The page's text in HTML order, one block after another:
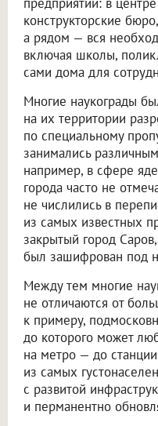
конструкторские
а рядом — вся
включая школы,
сами дома для
Многие наукограды
на их территории
по специальному
занимались
например, в сфере
города часто не
не числились в
из самых известных
закрытый город
был зашифрован под
Между тем многие
не отличаются от
к примеру,
до которого может
на метро — до
из самых
с развитой
и перманентно